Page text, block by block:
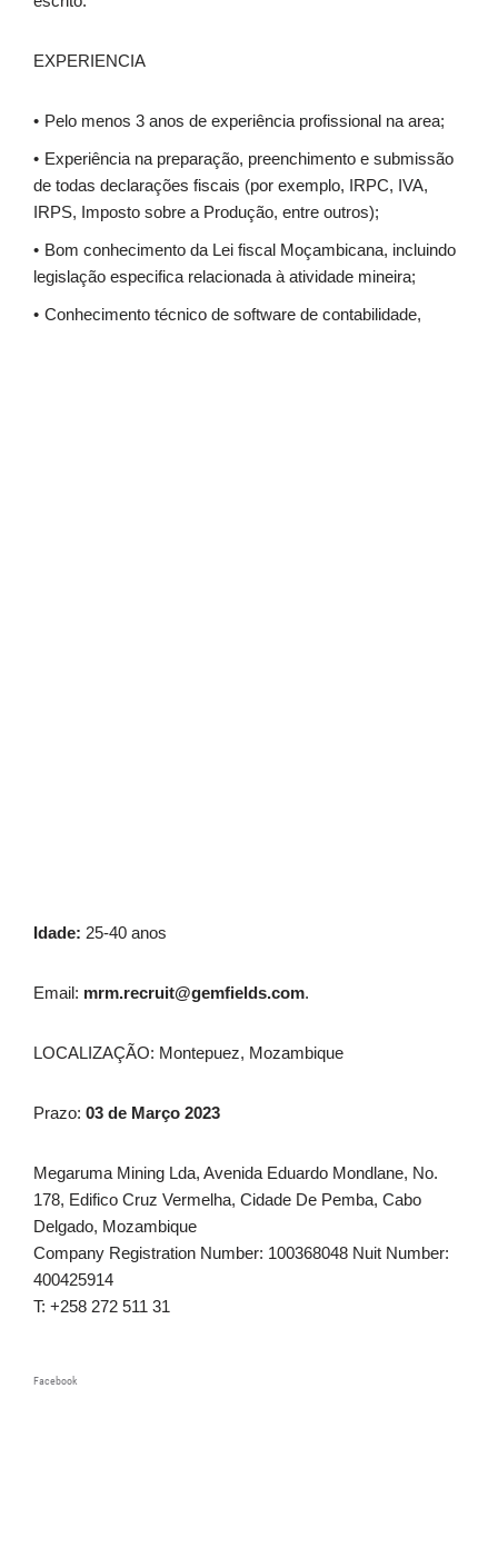
EXPERIENCIA
Pelo menos 3 anos de experiência profissional na area;
Experiência na preparação, preenchimento e submissão
de todas declarações fiscais (por exemplo, IRPC, IVA,
IRPS, Imposto sobre a Produção, entre outros);
Bom conhecimento da Lei fiscal Moçambicana, incluindo
legislação especifica relacionada à atividade mineira;
Conhecimento técnico de software de contabilidade,
Idade: 25-40 anos
Email: mrm.recruit@gemfields.com.
LOCALIZAÇÃO: Montepuez, Mozambique
Prazo: 03 de Março 2023
Megaruma Mining Lda, Avenida Eduardo Mondlane, No.
178, Edifico Cruz Vermelha, Cidade De Pemba, Cabo
Delgado, Mozambique
Company Registration Number: 100368048 Nuit Number:
400425914
T: +258 272 511 31
Facebook